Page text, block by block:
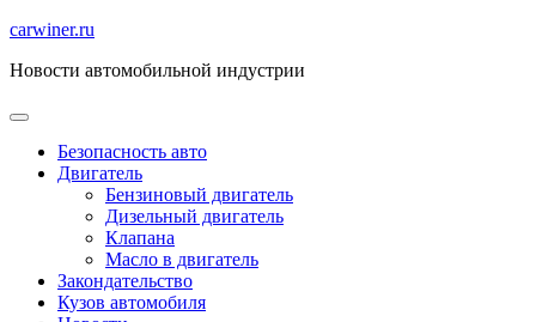
Перейти
содержимому
carwiner.ru
Новости автомобильной индустрии
Безопасность авто
Двигатель
Бензиновый двигатель
Дизельный двигатель
Клапана
Масло в двигатель
Закондательство
Кузов автомобиля